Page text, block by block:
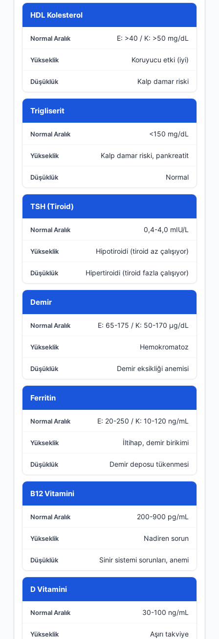
HDL Kolesterol
E: >40 / K: >50 mg/dL
Koruyucu etki (iyi)
Kalp damar riski
Trigliserit
<150 mg/dL
Kalp damar riski, pankreatit
Normal
TSH (Tiroid)
0,4-4,0 mIU/L
Hipotiroidi (tiroid az çalışıyor)
Hipertiroidi (tiroid fazla çalışıyor)
Demir
E: 65-175 / K: 50-170 µg/dL
Hemokromatoz
Demir eksikliği anemisi
Ferritin
E: 20-250 / K: 10-120 ng/mL
İltihap, demir birikimi
Demir deposu tükenmesi
B12 Vitamini
200-900 pg/mL
Nadiren sorun
Sinir sistemi sorunları, anemi
D Vitamini
30-100 ng/mL
Aşırı takviye